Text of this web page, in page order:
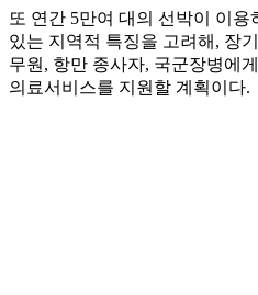
또 연간 5만여 대의 선박이 이용
있는 지역적 특징을 고려해, 장
무원, 항만 종사자, 국군장병에
의료서비스를 지원할 계획이다.